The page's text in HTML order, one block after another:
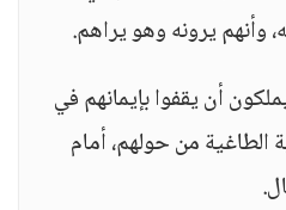
وأنهم يرونه وهو يراهم.
أن يقفوا بإيمانهم في
الطاغية من حولهم، أمام